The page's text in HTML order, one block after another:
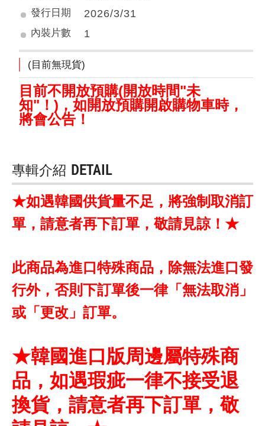
發行日期 2026/3/31
內裝片數 1
(目前無現貨)
目前不開放預購(開放時間"未
知"！)，如開放預購開啟購物車時，
將會公告！
專輯介紹 DETAIL
★如遇韓國供貨量不足，將強制取消訂
單，請意者再下訂單，敬請見諒！★
此商品為進口特殊商品，除無法進口發
行外，否則下訂單後一律「無法取消」
或「更改」訂單。
★韓國進口版周邊屬特殊商
品，如遇瑕疵一律不接受退
換貨，請意者再下訂單，敬